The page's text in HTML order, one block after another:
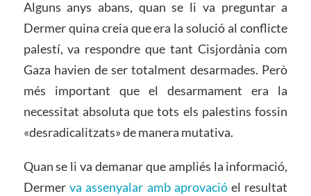
Alguns anys abans, quan se li va preguntar a
Dermer quina creia que era la solució al conflicte
palestí, va respondre que tant Cisjordània com
Gaza havien de ser totalment desarmades. Però
més important que el desarmament era la
necessitat absoluta que tots els palestins fossin
«desradicalitzats» de manera mutativa.
Quan se li va demanar que ampliés la informació,
Dermer va assenyalar amb aprovacióel resultat